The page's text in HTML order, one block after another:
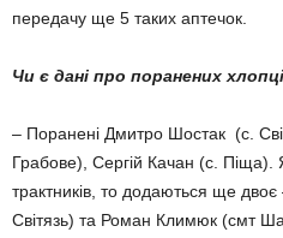
передачу ще 5 таких аптечок.
Чи є дані про поранених
– Поранені Дмитро Шостак (с.
Грабове), Сергій Качан (с.
трактників, то додаються ще
Світязь) та Роман Климюк (смт